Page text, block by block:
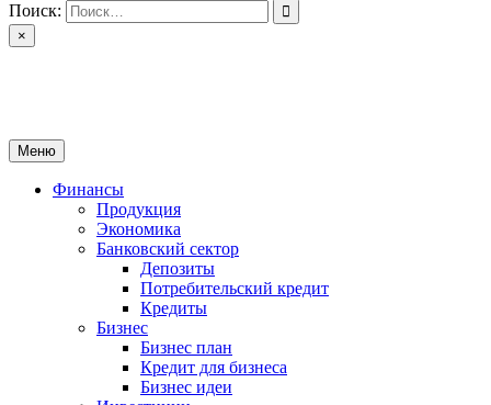
Поиск:
×
Меню
Финансы
Продукция
Экономика
Банковский сектор
Депозиты
Потребительский кредит
Кредиты
Бизнес
Бизнес план
Кредит для бизнеса
Бизнес идеи